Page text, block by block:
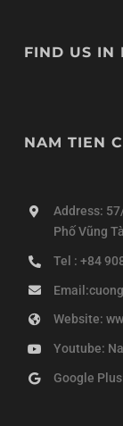
FIND US IN
NAM TIEN
Address:
Phố Vũng
Tel : +84
Website:
Youtube:
Google